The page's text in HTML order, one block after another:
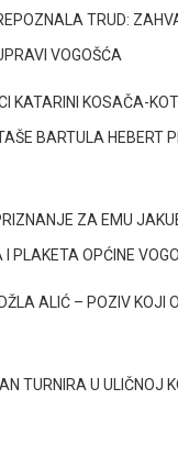
TRUD:
VOGOŠĆA
KATARINI KOSAČA-
BARTULA HEBERT
ZA EMU
PLAKETA OPĆINE
ALIĆ – POZIV KOJI
TURNIRA U ULIČNOJ